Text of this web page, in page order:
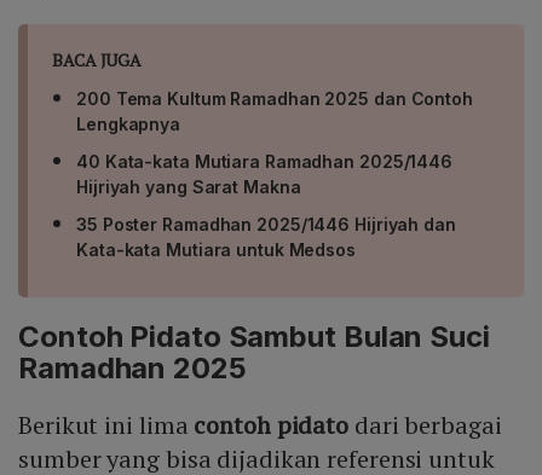
BACA JUGA
200 Tema Kultum Ramadhan 2025 dan Contoh
Lengkapnya
40 Kata-kata Mutiara Ramadhan 2025/1446
Hijriyah yang Sarat Makna
35 Poster Ramadhan 2025/1446 Hijriyah dan
Kata-kata Mutiara untuk Medsos
Contoh Pidato Sambut Bulan Suci
Ramadhan 2025
Berikut ini lima contoh pidato dari berbagai
sumber yang bisa dijadikan referensi untuk